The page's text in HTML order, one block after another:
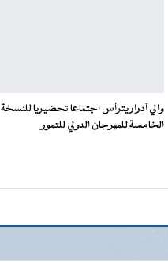
والي آدرار يترأس اجتماعا تحضيريا للنسخة
الخامسة للمهرجان الدولي للتمور